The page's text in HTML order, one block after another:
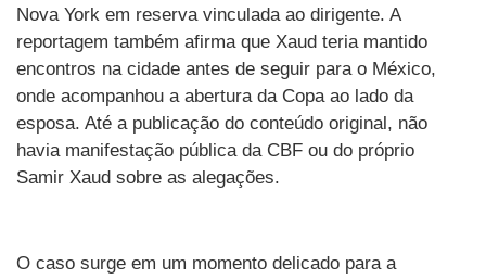
Nova York em reserva vinculada ao dirigente. A
reportagem também afirma que Xaud teria mantido
encontros na cidade antes de seguir para o México,
onde acompanhou a abertura da Copa ao lado da
esposa. Até a publicação do conteúdo original, não
havia manifestação pública da CBF ou do próprio
Samir Xaud sobre as alegações.
O caso surge em um momento delicado para a